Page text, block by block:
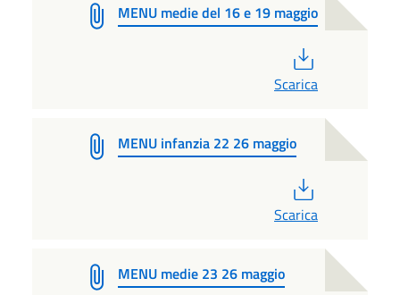
MENU medie del 16 e 19 maggio
Scarica
MENU infanzia 22 26 maggio
Scarica
MENU medie 23 26 maggio